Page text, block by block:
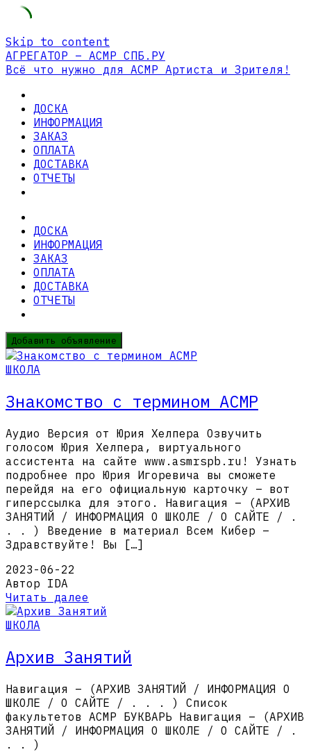
Skip to content
АГРЕГАТОР – АСМР СПБ.РУ
Всё что нужно для АСМР Артиста и Зрителя!
ДОСКА
ИНФОРМАЦИЯ
ЗАКАЗ
ОПЛАТА
ДОСТАВКА
ОТЧЕТЫ
ДОСКА
ИНФОРМАЦИЯ
ЗАКАЗ
ОПЛАТА
ДОСТАВКА
ОТЧЕТЫ
Добавить объявление
ШКОЛА
Знакомство с термином АСМР
Аудио Версия от Юрия Хелпера Озвучить
голосом Юрия Хелпера, виртуального
ассистента на сайте www.asmrspb.ru! Узнать
подробнее про Юрия Игоревича вы сможете
перейдя на его официальную карточку – вот
гиперссылка для этого. Навигация – (АРХИВ
ЗАНЯТИЙ / ИНФОРМАЦИЯ О ШКОЛЕ / О САЙТЕ / .
. . ) Введение в материал Всем Кибер –
Здравствуйте! Вы […]
2023-06-22
Автор IDA
Читать далее
ШКОЛА
Архив Занятий
Навигация – (АРХИВ ЗАНЯТИЙ / ИНФОРМАЦИЯ О
ШКОЛЕ / О САЙТЕ / . . . ) Список
факультетов АСМР БУКВАРЬ Навигация – (АРХИВ
ЗАНЯТИЙ / ИНФОРМАЦИЯ О ШКОЛЕ / О САЙТЕ / .
. . )